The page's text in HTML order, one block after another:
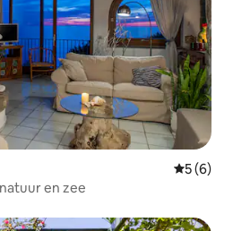
5 (6)
en zee